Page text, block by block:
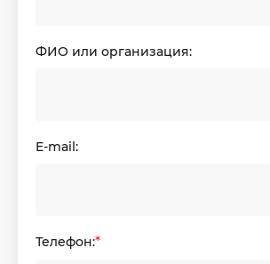
ФИО или организация:
E-mail:
Телефон:*